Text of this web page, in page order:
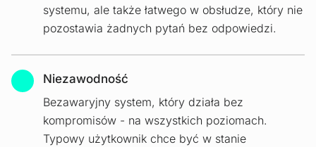
systemu, ale także łatwego w obsłudze, który nie
pozostawia żadnych pytań bez odpowiedzi.
Niezawodność
Bezawaryjny system, który działa bez
kompromisów - na wszystkich poziomach.
Typowy użytkownik chce być w stanie